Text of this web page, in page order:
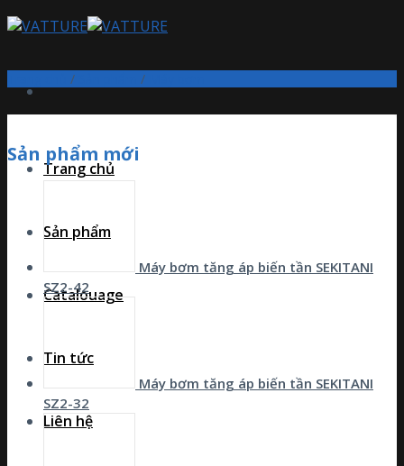
Skip
to
Trang chủ
Sản phẩm
Catalouage
Tin tức
Liên hệ
/ /
Sản phẩm mới
Máy bơm tăng áp biến tần SEKITANI
SZ2-42
Máy bơm tăng áp biến tần SEKITANI
SZ2-32